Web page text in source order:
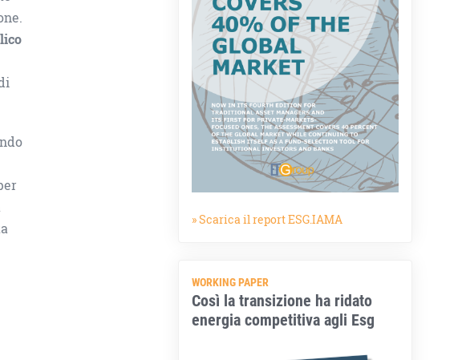
» Scarica il report ESG.IAMA
WORKING PAPER
Così la transizione ha ridato
energia competitiva agli Esg